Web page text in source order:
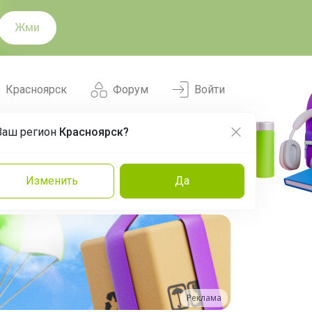
Жми
Форум
Красноярск
регион Красноярск?
Изменить Да
Войти
Команда Эксперты
Реклама